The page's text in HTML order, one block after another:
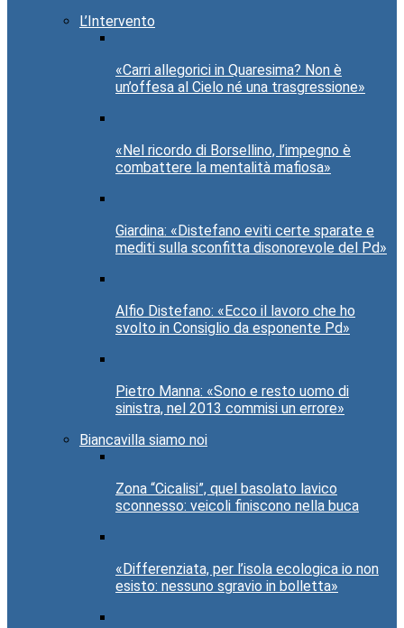
L’Intervento
«Carri allegorici in Quaresima? Non è
un’offesa al Cielo né una trasgressione»
«Nel ricordo di Borsellino, l’impegno è
combattere la mentalità mafiosa»
Giardina: «Distefano eviti certe sparate e
mediti sulla sconfitta disonorevole del Pd»
Alfio Distefano: «Ecco il lavoro che ho
svolto in Consiglio da esponente Pd»
Pietro Manna: «Sono e resto uomo di
sinistra, nel 2013 commisi un errore»
Biancavilla siamo noi
Zona “Cicalisi”, quel basolato lavico
sconnesso: veicoli finiscono nella buca
«Differenziata, per l’isola ecologica io non
esisto: nessuno sgravio in bolletta»